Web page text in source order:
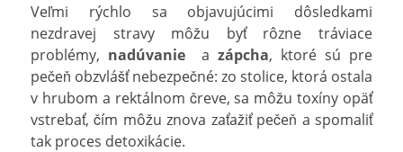
Veľmi rýchlo sa objavujúcimi dôsledkami
nezdravej stravy môžu byť rôzne tráviace
problémy, nadúvanie a zápcha, ktoré sú pre
pečeň obzvlášť nebezpečné: zo stolice, ktorá ostala
v hrubom a rektálnom čreve, sa môžu toxíny opäť
vstrebať, čím môžu znova zaťažiť pečeň a spomaliť
tak proces detoxikácie.